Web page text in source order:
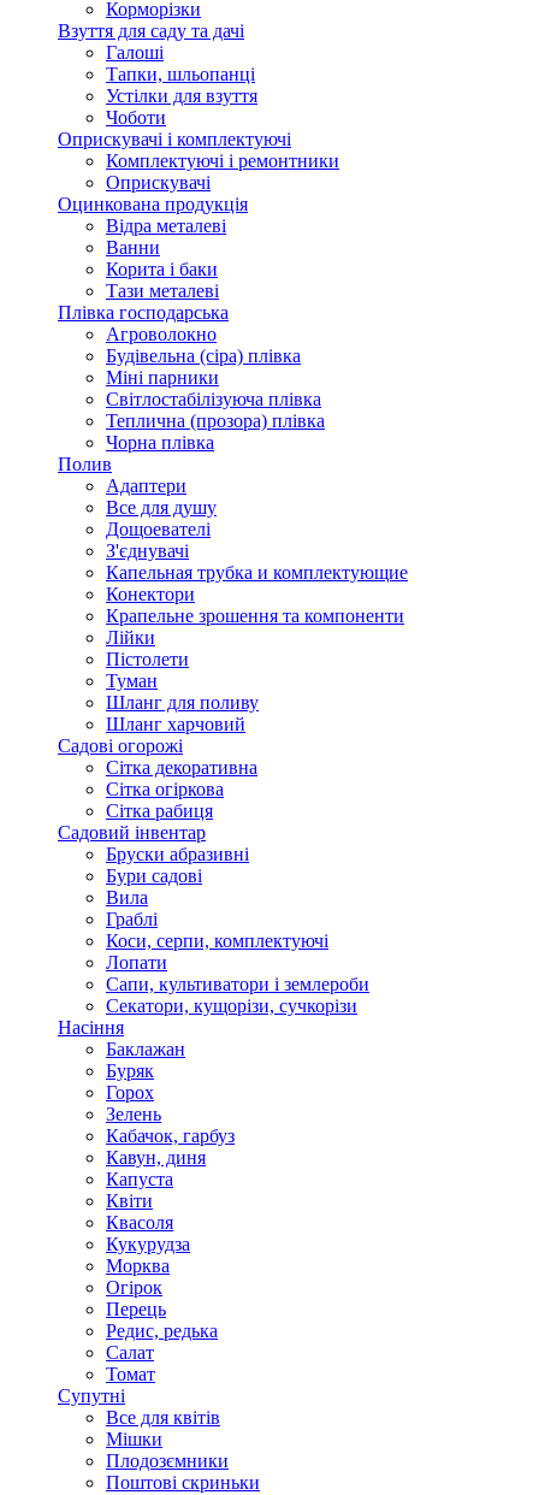
Корморізки
Взуття для саду та дачі
Галоші
Тапки, шльопанці
Устілки для взуття
Чоботи
Оприскувачі і комплектуючі
Комплектуючі і ремонтники
Оприскувачі
Оцинкована продукція
Відра металеві
Ванни
Корита і баки
Тази металеві
Плівка господарська
Агроволокно
Будівельна (сіра) плівка
Міні парники
Світлостабілізуюча плівка
Теплична (прозора) плівка
Чорна плівка
Полив
Адаптери
Все для душу
Дощоевателі
З'єднувачі
Капельная трубка и комплектующие
Конектори
Крапельне зрошення та компоненти
Лійки
Пістолети
Туман
Шланг для поливу
Шланг харчовий
Садові огорожі
Сітка декоративна
Сітка огіркова
Сітка рабиця
Садовий інвентар
Бруски абразивні
Бури садові
Вила
Граблі
Коси, серпи, комплектуючі
Лопати
Сапи, культиватори і землероби
Секатори, кущорізи, сучкорізи
Насіння
Баклажан
Буряк
Горох
Зелень
Кабачок, гарбуз
Кавун, диня
Капуста
Квіти
Квасоля
Кукурудза
Морква
Огірок
Перець
Редис, редька
Салат
Томат
Супутні
Все для квітів
Мішки
Плодозємники
Поштові скриньки